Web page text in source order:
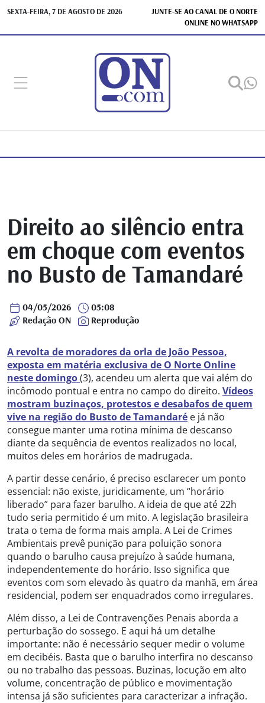
SEXTA-FEIRA, 7 DE AGOSTO DE 2026
JUNTE-SE AO CANAL DE O NORTE
ONLINE NO WHATSAPP
Direito ao silêncio entra
em choque com eventos
no Busto de Tamandaré
04/05/2026
05:08
Redação ON
Reprodução
A revolta de moradores da orla de João Pessoa,
exposta em matéria exclusiva de O Norte Online
neste domingo(3), acendeu um alerta que vai além do
incômodo pontual e entra no campo do direito. Vídeos
mostram buzinaços, protestos e desabafos de quem
vive na região do Busto de Tamandaré e já não
consegue manter uma rotina mínima de descanso
diante da sequência de eventos realizados no local,
muitos deles em horários de madrugada.
A partir desse cenário, é preciso esclarecer um ponto
essencial: não existe, juridicamente, um “horário
liberado” para fazer barulho. A ideia de que até 22h
tudo seria permitido é um mito. A legislação brasileira
trata o tema de forma mais ampla. A Lei de Crimes
Ambientais prevê punição para poluição sonora
quando o barulho causa prejuízo à saúde humana,
independentemente do horário. Isso significa que
eventos com som elevado às quatro da manhã, em área
residencial, podem ser enquadrados como irregulares.
Além disso, a Lei de Contravenções Penais aborda a
perturbação do sossego. E aqui há um detalhe
importante: não é necessário sequer medir o volume
em decibéis. Basta que o barulho interfira no descanso
ou no trabalho das pessoas. Buzinas, locução em alto
volume, concentração de público e movimentação
intensa já são suficientes para caracterizar a infração.